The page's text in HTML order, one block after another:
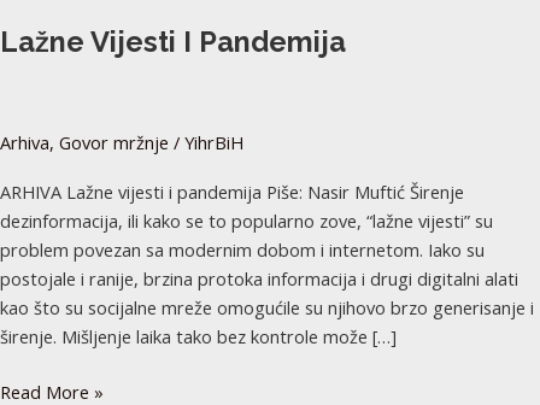
Lažne Vijesti I Pandemija
Arhiva, Govor mržnje / YihrBiH
ARHIVA Lažne vijesti i pandemija Piše: Nasir Muftić Širenje
dezinformacija, ili kako se to popularno zove, “lažne vijesti” su
problem povezan sa modernim dobom i internetom. Iako su
postojale i ranije, brzina protoka informacija i drugi digitalni alati
kao što su socijalne mreže omogućile su njihovo brzo generisanje i
širenje. Mišljenje laika tako bez kontrole može […]
Read More »